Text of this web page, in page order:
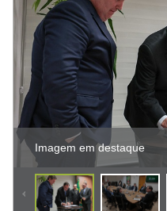
Imagem em destaque